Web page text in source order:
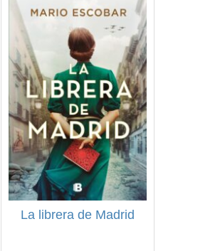
La librera de Madrid